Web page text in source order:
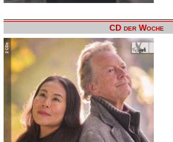
CD der Woche